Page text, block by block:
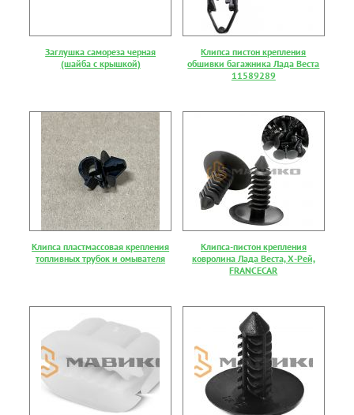
Заглушка самореза черная
(шайба с крышкой)
Клипса пистон крепления
обшивки багажника Лада Веста
11589289
Клипса пластмассовая крепления
топливных трубок и омывателя
Клипса-пистон крепления
ковролина Лада Веста, Х-Рей,
FRANCECAR